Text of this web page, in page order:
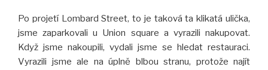
Po projetí Lombard Street, to je taková ta klikatá ulička,
jsme zaparkovali u Union square a vyrazili nakupovat.
Když jsme nakoupili, vydali jsme se hledat restauraci.
Vyrazili jsme ale na úplně blbou stranu, protože najít